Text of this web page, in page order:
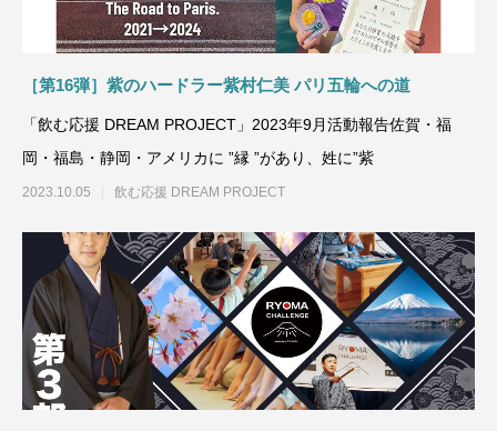
［第16弾］紫のハードラー紫村仁美 パリ五輪への道
「飲む応援 DREAM PROJECT」2023年9月活動報告佐賀・福
岡・福島・静岡・アメリカに ”縁 ”があり、姓に”紫
2023.10.05 飲む応援 DREAM PROJECT